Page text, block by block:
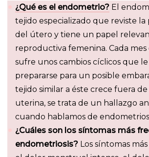
¿Qué es el endometrio? El
tejido especializado que reviste
del útero y tiene un papel
reproductiva femenina. Cada
sufre unos cambios cíclicos que
prepararse para un posible
tejido similar a éste crece fuera de
uterina, se trata de un hallazgo
cuando hablamos de
¿Cuáles son los síntomas más
endometriosis? Los síntomas